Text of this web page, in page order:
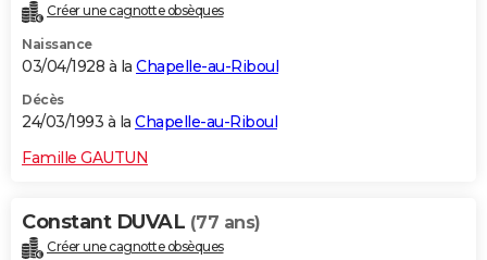
Créer une cagnotte obsèques
Naissance
03/04/1928 à la Chapelle-au-Riboul
Décès
24/03/1993 à la Chapelle-au-Riboul
Famille GAUTUN
Constant DUVAL (77 ans)
Créer une cagnotte obsèques